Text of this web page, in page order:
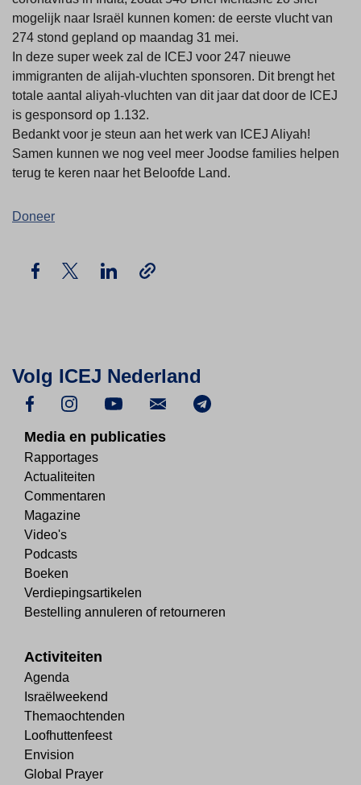
mogelijk naar Israël kunnen komen: de eerste vlucht van
274 stond gepland op maandag 31 mei.
In deze super week zal de ICEJ voor 247 nieuwe
immigranten de alijah-vluchten sponsoren. Dit brengt het
totale aantal aliyah-vluchten van dit jaar dat door de ICEJ
is gesponsord op 1.132.
Bedankt voor je steun aan het werk van ICEJ Aliyah!
Samen kunnen we nog veel meer Joodse families helpen
terug te keren naar het Beloofde Land.
Doneer
Volg ICEJ Nederland
Media en publicaties
Rapportages
Actualiteiten
Commentaren
Magazine
Video's
Podcasts
Boeken
Verdiepingsartikelen
Bestelling annuleren of retourneren
Activiteiten
Agenda
Israëlweekend
Themaochtenden
Loofhuttenfeest
Envision
Global Prayer